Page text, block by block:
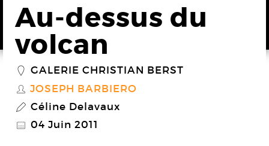
Au-dessus du
volcan
_ GALERIE CHRISTIAN BERST
S JOSEPH BARBIERO
P Céline Delavaux
@ 04 Juin 2011